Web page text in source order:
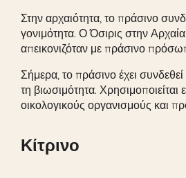
Στην αρχαιότητα, το πράσινο
γονιμότητα. Ο Όσιρις στην
απεικονιζόταν με πράσινο
Σήμερα, το πράσινο έχει συνδεθεί
τη βιωσιμότητα.
οικολογικούς οργανισμούς και
Κίτρινο